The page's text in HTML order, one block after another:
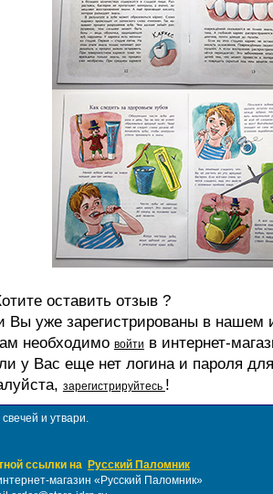
оставить отзыв ?
Вы уже зарегистрированы в нашем
необходимо войти в интернет-
у Вас еще нет логина и пароля
зарегистрируйтесь !
и утвари.
ссылки на Русский Паломник
магазин «Русский Паломник»